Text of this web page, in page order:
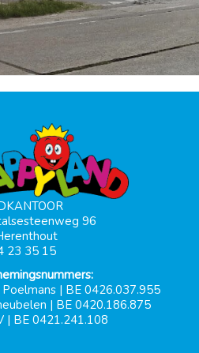
96
23 35 15
| BE 0426.037.955
| BE 0420.186.875
| BE 0421.241.108